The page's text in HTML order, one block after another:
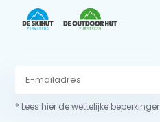
* Lees hier de wettelijke